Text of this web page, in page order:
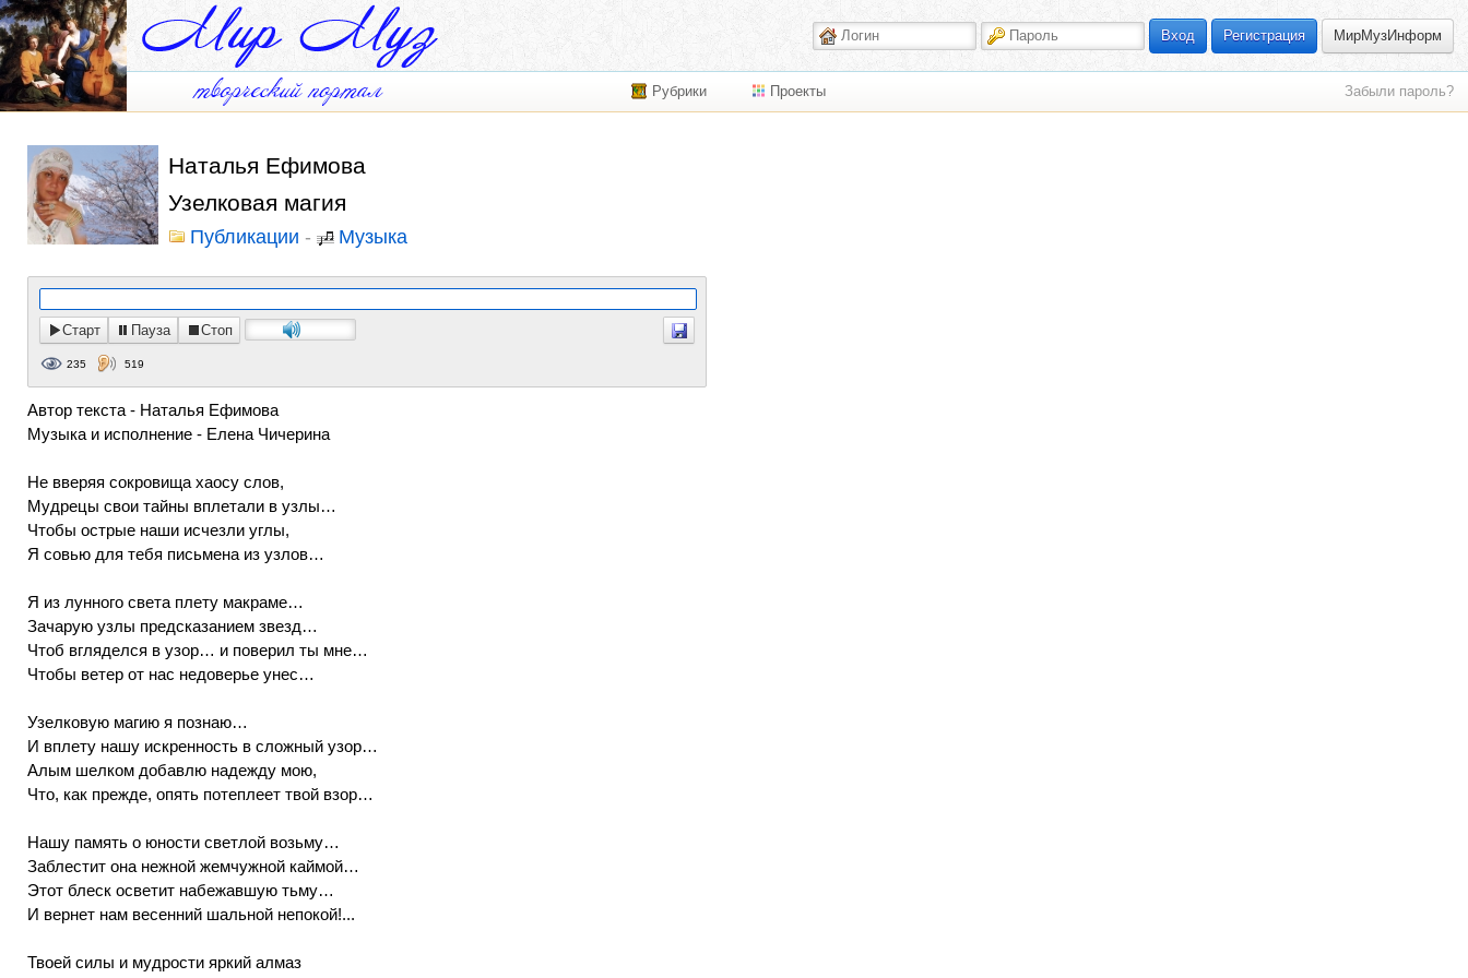
Вход Регистрация МирМузИнформ
Рубрики Проекты Забыли пароль?
Наталья Ефимова
Узелковая магия
Публикации - Музыка
Старт Пауза Стоп
235 519
Автор текста - Наталья Ефимова
Музыка и исполнение - Елена Чичерина
Не вверяя сокровища хаосу слов,
Мудрецы свои тайны вплетали в узлы…
Чтобы острые наши исчезли углы,
Я совью для тебя письмена из узлов…
Я из лунного света плету макраме…
Зачарую узлы предсказанием звезд…
Чтоб вгляделся в узор… и поверил ты мне…
Чтобы ветер от нас недоверье унес…
Узелковую магию я познаю…
И вплету нашу искренность в сложный узор…
Алым шелком добавлю надежду мою,
Что, как прежде, опять потеплеет твой взор…
Нашу память о юности светлой возьму…
Заблестит она нежной жемчужной каймой…
Этот блеск осветит набежавшую тьму…
И вернет нам весенний шальной непокой!...
Твоей силы и мудрости яркий алмаз